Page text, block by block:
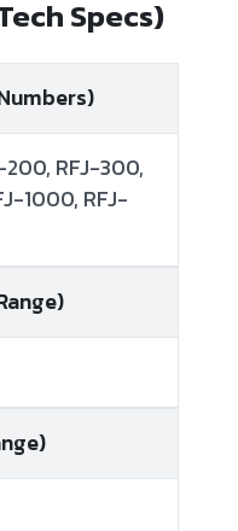
Specs)
200, RFJ-300,
1000, RFJ-